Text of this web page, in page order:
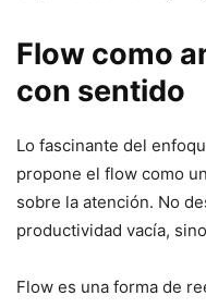
Flow como
con sentido
Lo fascinante del
propone el flow como
sobre la atención. No
productividad vacía,
Flow es una forma de